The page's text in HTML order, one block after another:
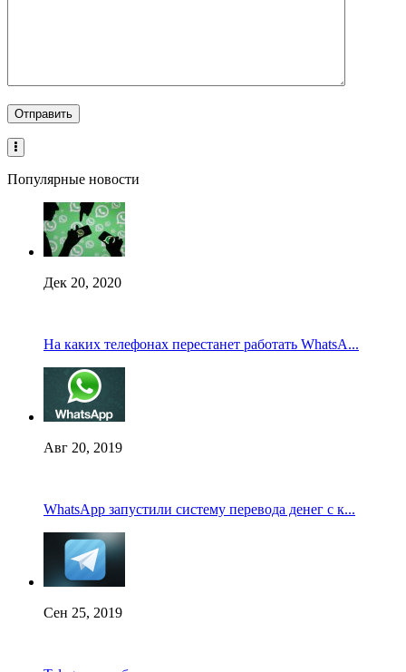
Популярные новости
Дек 20, 2020
На каких телефонах перестанет работать WhatsA...
Авг 20, 2019
WhatsApp запустили систему перевода денег с к...
Сен 25, 2019